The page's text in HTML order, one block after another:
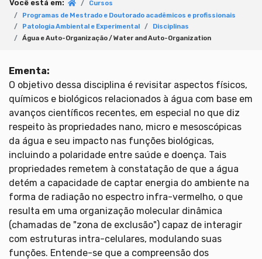
Você está em:
Cursos
Programas de Mestrado e Doutorado acadêmicos e profissionais
Patologia Ambiental e Experimental
Disciplinas
Água e Auto-Organização / Water and Auto-Organization
Ementa:
O objetivo dessa disciplina é revisitar aspectos físicos,
químicos e biológicos relacionados à água com base em
avanços científicos recentes, em especial no que diz
respeito às propriedades nano, micro e mesoscópicas
da água e seu impacto nas funções biológicas,
incluindo a polaridade entre saúde e doença. Tais
propriedades remetem à constatação de que a água
detém a capacidade de captar energia do ambiente na
forma de radiação no espectro infra-vermelho, o que
resulta em uma organização molecular dinâmica
(chamadas de "zona de exclusão") capaz de interagir
com estruturas intra-celulares, modulando suas
funções. Entende-se que a compreensão dos